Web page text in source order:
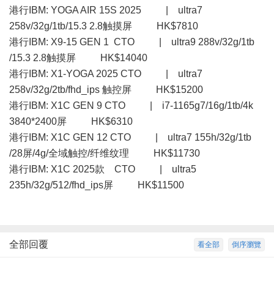
港行IBM: YOGA AIR 15S 2025 | ultra7
258v/32g/1tb/15.3 2.8触摸屏 HK$7810
港行IBM: X9-15 GEN 1 CTO | ultra9 288v/32g/1tb
/15.3 2.8触摸屏 HK$14040
港行IBM: X1-YOGA 2025 CTO | ultra7
258v/32g/2tb/fhd_ips 触控屏 HK$15200
港行IBM: X1C GEN 9 CTO | i7-1165g7/16g/1tb/4k
3840*2400屏 HK$6310
港行IBM: X1C GEN 12 CTO | ultra7 155h/32g/1tb
/28屏/4g/全域触控/纤维纹理 HK$11730
港行IBM: X1C 2025款 CTO | ultra5
235h/32g/512/fhd_ips屏 HK$11500
倒序瀏覽
看全部
全部回覆